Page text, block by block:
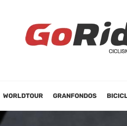
WORLDTOUR GRANFONDOS